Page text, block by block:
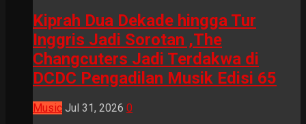
Kiprah Dua Dekade hingga Tur
Inggris Jadi Sorotan ,The
Changcuters Jadi Terdakwa di
DCDC Pengadilan Musik Edisi 65
Music Jul 31, 2026 0